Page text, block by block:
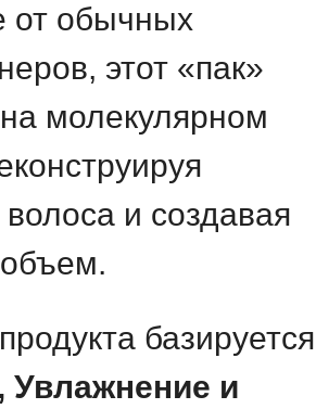
от обычных
этот «пак»
молекулярном
волоса и создавая
базируется
Увлажнение и